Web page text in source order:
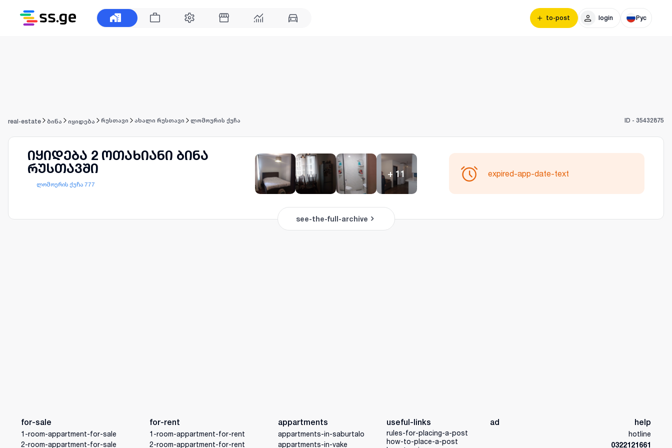
to-post login Рус
real-estate ბინა იყიდება რუსთავი ახალი რუსთავი ლომოურის ქუჩა ID - 35432875
იყიდება 2 ოთახიანი ბინა
რუსთავში
ლომოურის ქუჩა 777
+ 11 expired-app-date-text
see-the-full-archive
for-sale
1-room-appartment-for-sale
2-room-appartment-for-sale
for-rent
1-room-appartment-for-rent
2-room-appartment-for-rent
appartments
appartments-in-saburtalo
appartments-in-vake
useful-links
rules-for-placing-a-post
how-to-place-a-post
ad help
hotline
0322121661